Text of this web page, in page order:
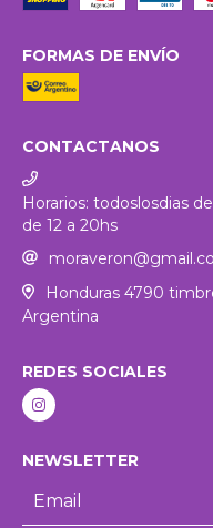
FORMAS DE ENVÍO
CONTACTANOS
Horarios: todoslosdias
de 12 a 20hs
Honduras 4790
Argentina
REDES SOCIALES
NEWSLETTER